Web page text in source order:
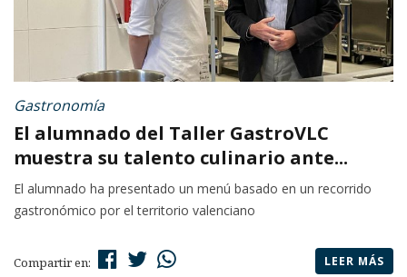
Gastronomía
El alumnado del Taller GastroVLC
muestra su talento culinario ante...
El alumnado ha presentado un menú basado en un recorrido
gastronómico por el territorio valenciano
Compartir en: LEER MÁS